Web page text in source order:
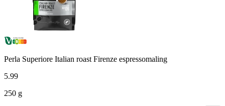
Perla Superiore Italian roast Firenze espressomaling
5.99
250 g